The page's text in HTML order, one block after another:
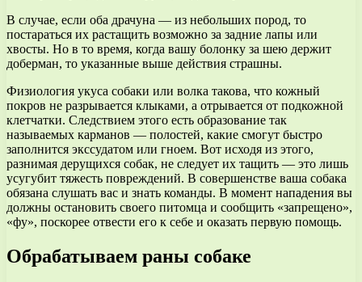
В случае, если оба драчуна — из небольших пород, то
постараться их растащить возможно за задние лапы или
хвосты. Но в то время, когда вашу болонку за шею держит
доберман, то указанные выше действия страшны.
Физиология укуса собаки или волка такова, что кожный
покров не разрывается клыками, а отрывается от подкожной
клетчатки. Следствием этого есть образование так
называемых карманов — полостей, какие смогут быстро
заполнится экссудатом или гноем. Вот исходя из этого,
разнимая дерущихся собак, не следует их тащить — это лишь
усугубит тяжесть повреждений. В совершенстве ваша собака
обязана слушать вас и знать команды. В момент нападения вы
должны остановить своего питомца и сообщить «запрещено»,
«фу», поскорее отвести его к себе и оказать первую помощь.
Обрабатываем раны собаке